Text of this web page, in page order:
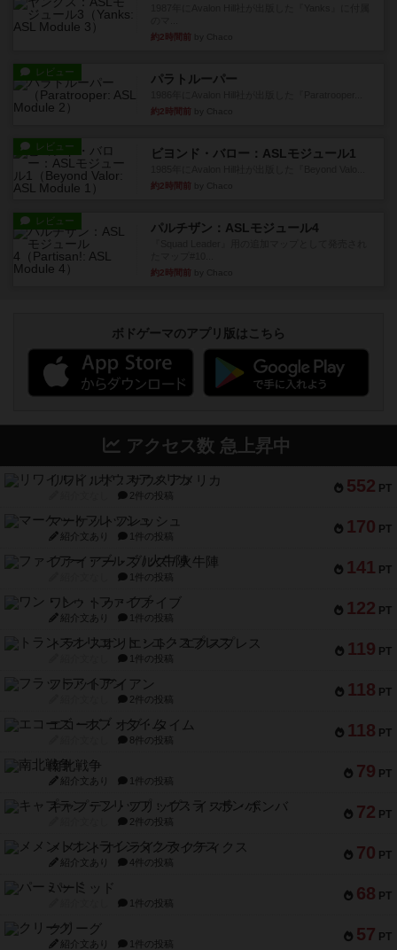
約2時間前
レビュー パラトルーパー
約2時間前
レビュー ビヨンド・バロー：ASLモジュール1
約2時間前
レビュー パルチザン：ASLモジュール4
約2時間前
ボドゲーマのアプリ版はこちら
アクセス数 急上昇中
552 PT
リワイルド：サウスアメリカ
2件の投稿
170 PT
マーケットフレッシュ
紹介文あり 1件の投稿
141 PT
ファイアー・ブルズ / 火牛陣
1件の投稿
122 PT
ワン・トゥ・ファイブ
紹介文あり 1件の投稿
119 PT
トランスオリエント・エクスプレス
1件の投稿
118 PT
フラットアイアン
2件の投稿
118 PT
エコーズ・オブ・タイム
8件の投稿
79 PT
南北戦争
紹介文あり 1件の投稿
72 PT
キャプテン・フリップ：イスラ・ボンバ
2件の投稿
70 PT
メメントオンラインタクティクス
紹介文あり 4件の投稿
68 PT
パーミッド
1件の投稿
57 PT
クリーグ
紹介文あり 1件の投稿